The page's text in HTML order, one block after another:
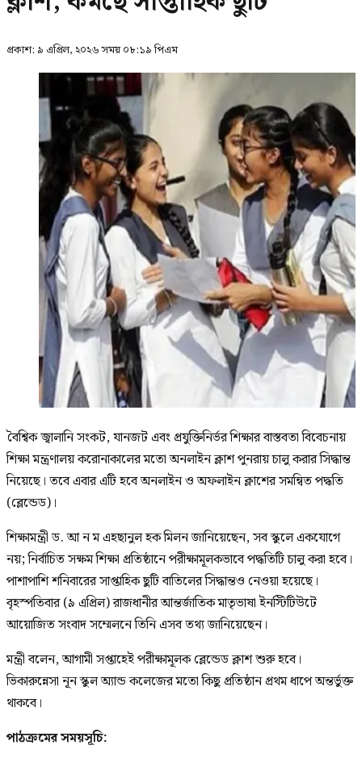
প্রকাশ: ৯ এপ্রিল, ২০২৬ সময় ০৮:১৯ পিএম
বৈশ্বিক জ্বালানি সংকট, যানজট এবং প্রযুক্তিনির্ভর শিক্ষার বাস্তবতা বিবেচনায়
শিক্ষা মন্ত্রণালয় করোনাকালের মতো অনলাইন ক্লাশ পুনরায় চালু করার সিদ্ধান্ত
নিয়েছে। তবে এবার এটি হবে অনলাইন ও অফলাইন ক্লাশের সমন্বিত পদ্ধতি
(ব্লেন্ডেড)।
শিক্ষামন্ত্রী ড. আ ন ম এহছানুল হক মিলন জানিয়েছেন, সব স্কুলে একযোগে
নয়; নির্বাচিত সক্ষম শিক্ষা প্রতিষ্ঠানে পরীক্ষামূলকভাবে পদ্ধতিটি চালু করা হবে।
পাশাপাশি শনিবারের সাপ্তাহিক ছুটি বাতিলের সিদ্ধান্তও নেওয়া হয়েছে।
বৃহস্পতিবার (৯ এপ্রিল) রাজধানীর আন্তর্জাতিক মাতৃভাষা ইনস্টিটিউটে
আয়োজিত সংবাদ সম্মেলনে তিনি এসব তথ্য জানিয়েছেন।
মন্ত্রী বলেন, আগামী সপ্তাহেই পরীক্ষামূলক ব্লেন্ডেড ক্লাশ শুরু হবে।
ভিকারুন্নেসা নূন স্কুল অ্যান্ড কলেজের মতো কিছু প্রতিষ্ঠান প্রথম ধাপে অন্তর্ভুক্ত
থাকবে।
পাঠক্রমের সময়সূচি: